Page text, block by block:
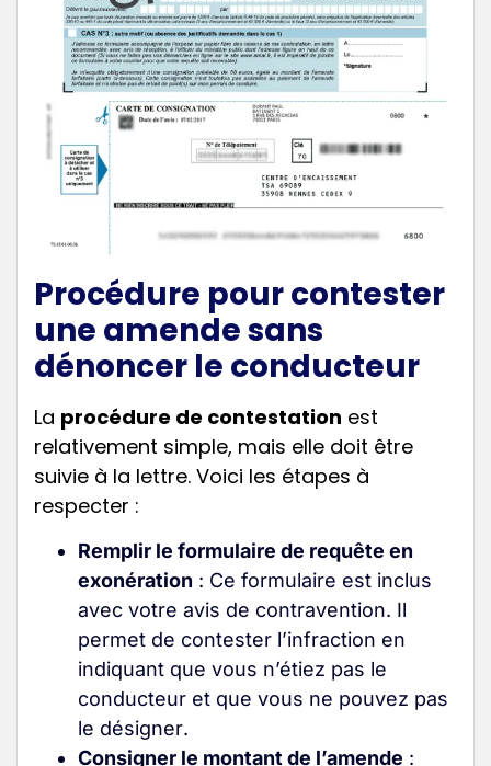
Procédure pour contester
une amende sans
dénoncer le conducteur
La procédure de contestation est
relativement simple, mais elle doit être
suivie à la lettre. Voici les étapes à
respecter :
Remplir le formulaire de requête en
exonération : Ce formulaire est inclus
avec votre avis de contravention. Il
permet de contester l’infraction en
indiquant que vous n’étiez pas le
conducteur et que vous ne pouvez pas
le désigner.
Consigner le montant de l’amende :